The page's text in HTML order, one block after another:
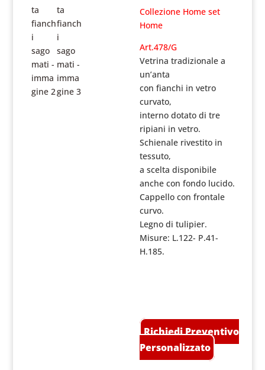
Collezione Home set
Home
Art.478/G
Vetrina tradizionale a
un’anta
con fianchi in vetro
curvato,
interno dotato di tre
ripiani in vetro.
Schienale rivestito in
tessuto,
a scelta disponibile
anche con fondo lucido.
Cappello con frontale
curvo.
Legno di tulipier.
Misure: L.122- P.41-
H.185.
Richiedi Preventivo
Personalizzato